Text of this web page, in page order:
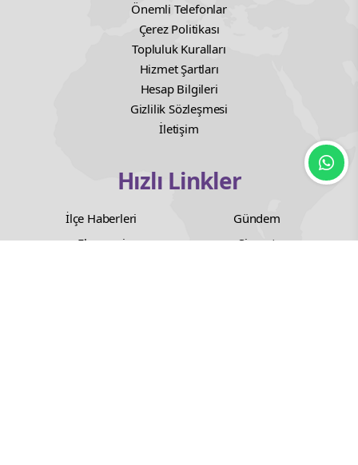
Önemli Telefonlar
Çerez Politikası
Topluluk Kuralları
Hizmet Şartları
Hesap Bilgileri
Gizlilik Sözleşmesi
İletişim
Hızlı Linkler
İlçe Haberleri
Gündem
Ekonomi
Siyaset